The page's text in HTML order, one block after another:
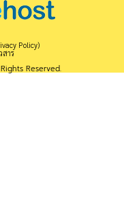
Policy)
าร
Reserved.